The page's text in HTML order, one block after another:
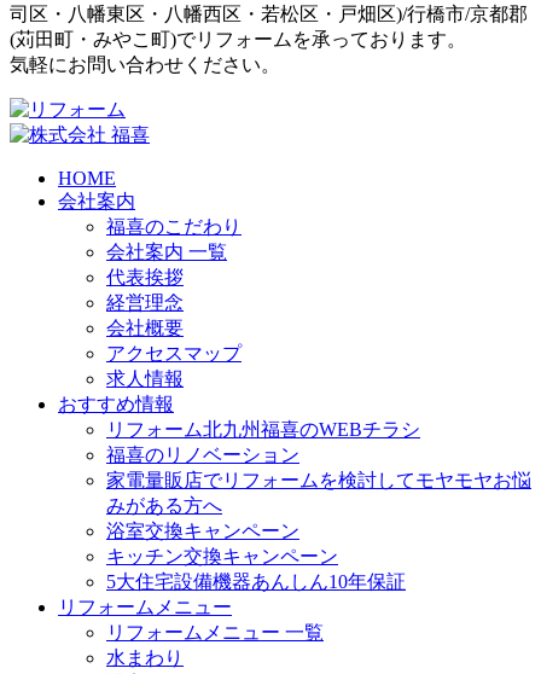
司区 ・ 八幡東区 ・ 八幡西区 ・ 若松区 ・ 戸畑区)/行橋市/京都郡
(苅田町 ・ みやこ町)でリフォームを承っております。
気軽にお問い合わせください。
HOME
会社案内
福喜のこだわり
会社案内 一覧
代表挨拶
経営理念
会社概要
アクセスマップ
求人情報
おすすめ情報
リフォーム北九州福喜のWEBチラシ
福喜のリノベーション
家電量販店でリフォームを検討してモヤモヤお悩
みがある方へ
浴室交換キャンペーン
キッチン交換キャンペーン
5大住宅設備機器あんしん10年保証
リフォームメニュー
リフォームメニュー 一覧
水まわり